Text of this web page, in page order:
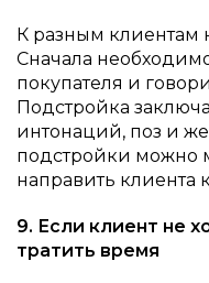
К разным клиентам
Сначала
покупателя и
Подстройка
интонаций, поз и
подстройки можно
направить клиента
9. Если клиент не
тратить время